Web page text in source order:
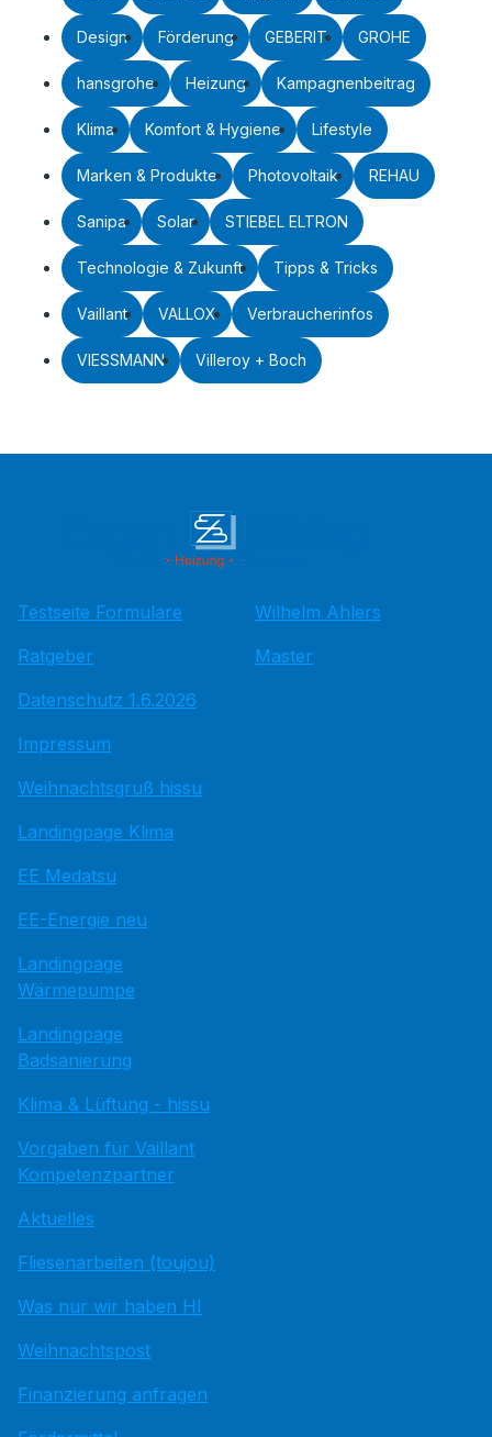
Design Förderung GEBERIT GROHE
hansgrohe Heizung Kampagnenbeitrag
Klima Komfort & Hygiene Lifestyle
Marken & Produkte Photovoltaik REHAU
Sanipa Solar STIEBEL ELTRON
Technologie & Zukunft Tipps & Tricks
Vaillant VALLOX Verbraucherinfos
VIESSMANN Villeroy + Boch
Testseite Formulare
Ratgeber
Datenschutz 1.6.2026
Impressum
Weihnachtsgruß hissu
Landingpage Klima
EE Medatsu
EE-Energie neu
Landingpage
Wärmepumpe
Landingpage
Badsanierung
Klima & Lüftung - hissu
Vorgaben für Vaillant
Kompetenzpartner
Aktuelles
Fliesenarbeiten (toujou)
Was nur wir haben HI
Weihnachtspost
Finanzierung anfragen
Wilhelm Ahlers
Master